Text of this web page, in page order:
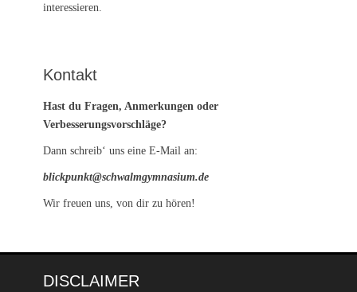
interessieren.
Kontakt
Hast du Fragen, Anmerkungen oder
Verbesserungsvorschläge?
Dann schreib‘ uns eine E-Mail an:
blickpunkt@schwalmgymnasium.de
Wir freuen uns, von dir zu hören!
DISCLAIMER